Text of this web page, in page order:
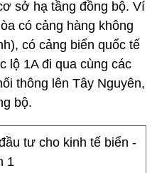
sở hạ tầng đồng bộ. Ví
có cảng hàng không
có cảng biển quốc tế
lộ 1A đi qua cùng các
thông lên Tây Nguyên,
bộ.